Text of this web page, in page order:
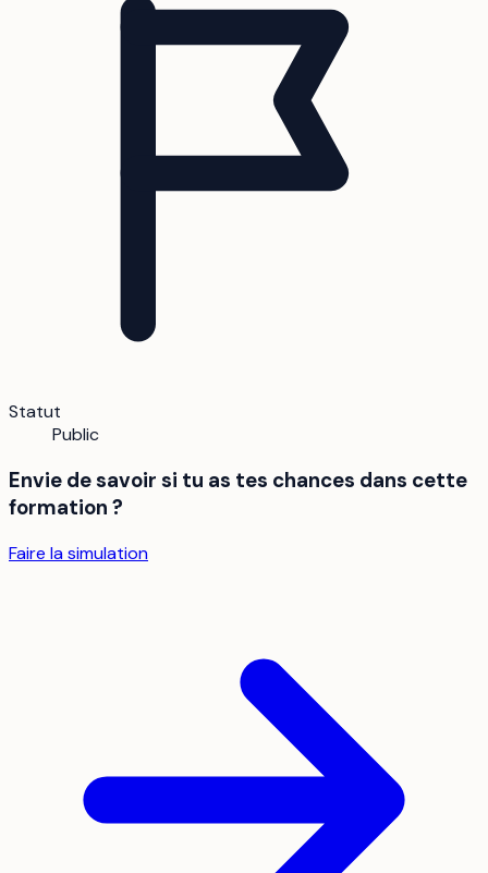
Statut
Public
Envie de savoir si tu as tes chances dans cette
formation ?
Faire la simulation